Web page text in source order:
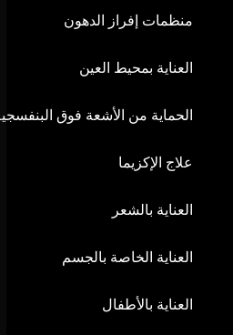
منظمات إفراز الدهون
العناية بمحيط العين
الحماية من الأشعة فوق
علاج الإكزيما
العناية بالشعر
العناية الخاصة بالجسم
العناية بالأطفال